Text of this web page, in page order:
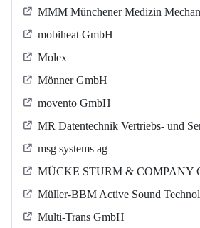
MMM Münchener Medizin
mobiheat GmbH
Molex
Mönner GmbH
movento GmbH
MR Datentechnik Vertriebs- und
msg systems ag
MÜCKE STURM & COMPANY
Müller-BBM Active Sound
Multi-Trans GmbH